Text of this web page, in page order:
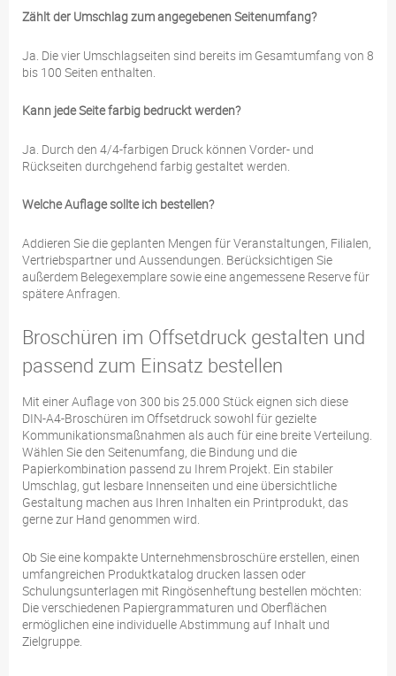
Zählt der Umschlag zum angegebenen Seitenumfang?
Ja. Die vier Umschlagseiten sind bereits im Gesamtumfang von 8
bis 100 Seiten enthalten.
Kann jede Seite farbig bedruckt werden?
Ja. Durch den 4/4-farbigen Druck können Vorder- und
Rückseiten durchgehend farbig gestaltet werden.
Welche Auflage sollte ich bestellen?
Addieren Sie die geplanten Mengen für Veranstaltungen, Filialen,
Vertriebspartner und Aussendungen. Berücksichtigen Sie
außerdem Belegexemplare sowie eine angemessene Reserve für
spätere Anfragen.
Broschüren im Offsetdruck gestalten und
passend zum Einsatz bestellen
Mit einer Auflage von 300 bis 25.000 Stück eignen sich diese
DIN-A4-Broschüren im Offsetdruck sowohl für gezielte
Kommunikationsmaßnahmen als auch für eine breite Verteilung.
Wählen Sie den Seitenumfang, die Bindung und die
Papierkombination passend zu Ihrem Projekt. Ein stabiler
Umschlag, gut lesbare Innenseiten und eine übersichtliche
Gestaltung machen aus Ihren Inhalten ein Printprodukt, das
gerne zur Hand genommen wird.
Ob Sie eine kompakte Unternehmensbroschüre erstellen, einen
umfangreichen Produktkatalog drucken lassen oder
Schulungsunterlagen mit Ringösenheftung bestellen möchten:
Die verschiedenen Papiergrammaturen und Oberflächen
ermöglichen eine individuelle Abstimmung auf Inhalt und
Zielgruppe.